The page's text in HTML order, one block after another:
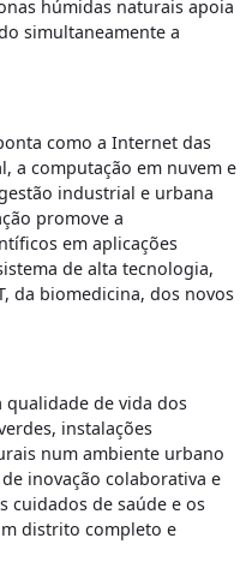
húmidas naturais apoia
simultaneamente a
como a Internet das
a computação em nuvem e
industrial e urbana
promove a
em aplicações
de alta tecnologia,
da biomedicina, dos novos
qualidade de vida dos
instalações
num ambiente urbano
inovação colaborativa e
cuidados de saúde e os
distrito completo e